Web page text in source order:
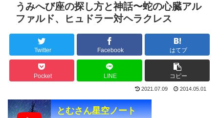
うみへび座の探し方と神話〜蛇の心臓アル
ファルド、ヒュドラー対ヘラクレス
Twitter Facebook はてブ
Pocket LINE コピー
2021.07.09 2014.05.01
とむさん星空ノート